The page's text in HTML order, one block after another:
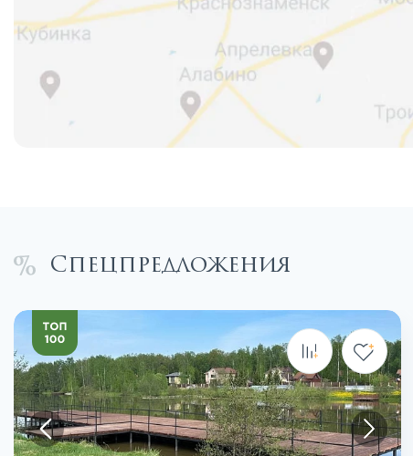
Спецпредложения